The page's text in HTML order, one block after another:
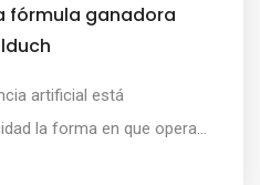
fórmula ganadora
artificial está
la forma en que opera...